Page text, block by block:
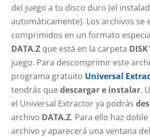
del juego a tu disco duro (el
automáticamente). Los archivos se
comprimidos en un formato
DATA.Z que está en la carpeta
juego. Para descomprimir este
programa gratuito Universal
tendrás quedescargar e instalar.
el Universal Extractor ya podrás
archivo DATA.Z. Para ello haz doble
archivo y aparecerá una ventana